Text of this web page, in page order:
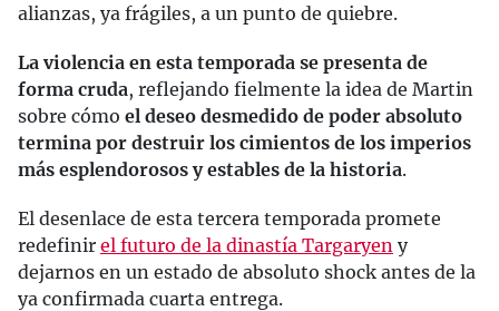
alianzas, ya frágiles, a un punto de quiebre.
La violencia en esta temporada se presenta de
forma cruda, reflejando fielmente la idea de Martin
sobre cómo el deseo desmedido de poder absoluto
termina por destruir los cimientos de los imperios
más esplendorosos y estables de la historia.
El desenlace de esta tercera temporada promete
redefinir el futuro de la dinastía Targaryen y
dejarnos en un estado de absoluto shock antes de la
ya confirmada cuarta entrega.